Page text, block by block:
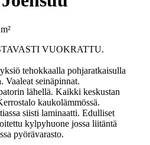
VUOKRATTU.
tehokkaalla pohjaratkaisulla
Vaaleat seinäpinnat.
lähellä. Kaikki keskustan
kaukolämmössä.
siisti laminaatti. Edulliset
kylpyhuone jossa liitäntä
pyörävarasto.